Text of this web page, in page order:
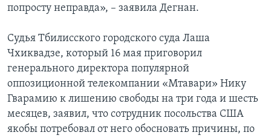
попросту неправда», – заявила Дегнан.
Судья Тбилисского городского суда Лаша
Чхиквадзе, который 16 мая приговорил
генерального директора популярной
оппозиционной телекомпании «Мтавари» Нику
Гварамию к лишению свободы на три года и шесть
месяцев, заявил, что сотрудник посольства США
якобы потребовал от него обосновать причины, по